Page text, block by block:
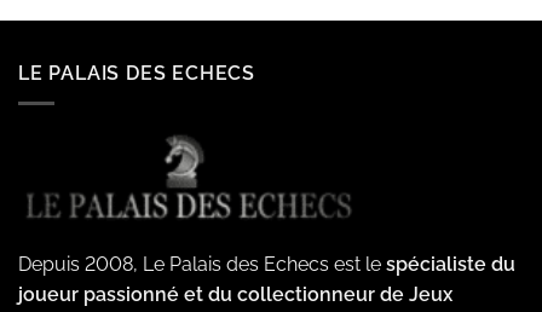
LE PALAIS DES ECHECS
Depuis 2008, Le Palais des Echecs est le spécialiste du
joueur passionné et du collectionneur de Jeux